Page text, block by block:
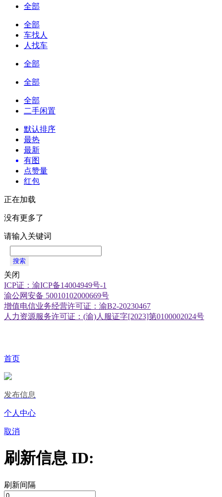
全部
全部
车找人
人找车
全部
全部
全部
二手闲置
默认排序
最热
最新
有图
点赞量
红包
正在加载
没有更多了
请输入关键词
搜索
关闭
ICP证：渝ICP备14004949号-1
渝公网安备 50010102000669号
增值电信业务经营许可证：渝B2-20230467
人力资源服务许可证：(渝)人服证字[2023]第0100002024号
首页
发布信息
个人中心
取消
刷新信息 ID:
刷新间隔